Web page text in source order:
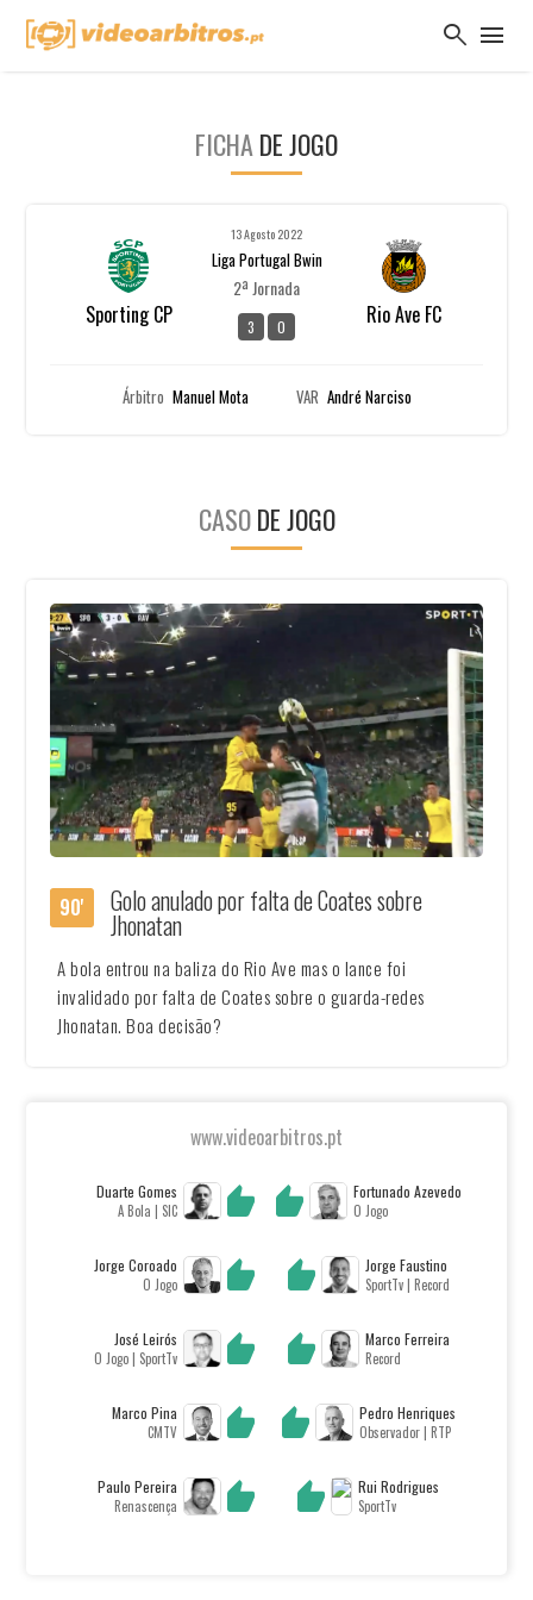
search menu
FICHA DE JOGO
Sporting CP
13 Agosto 2022
Liga Portugal Bwin
2ª Jornada
3 0 Rio Ave FC
Árbitro Manuel Mota VAR André Narciso
CASODE JOGO
90' Golo anulado por falta de Coates sobre
Jhonatan
A bola entrou na baliza do Rio Ave mas o lance foi
invalidado por falta de Coates sobre o guarda-redes
Jhonatan. Boa decisão?
www.videoarbitros.pt
Duarte Gomes
A Bola | SIC
Fortunado Azevedo
O Jogo
Jorge Coroado
O Jogo
Jorge Faustino
SportTv | Record
José Leirós
O Jogo | SportTv
Marco Ferreira
Record
Marco Pina
CMTV
Pedro Henriques
Observador | RTP
Paulo Pereira
Renascença
Rui Rodrigues
SportTv